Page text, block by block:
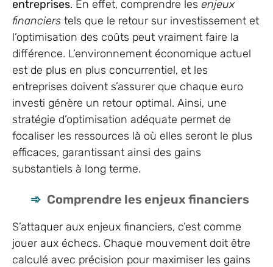
entreprises. En effet, comprendre les enjeux
financiers tels que le retour sur investissement et
l’optimisation des coûts peut vraiment faire la
différence. L’environnement économique actuel
est de plus en plus concurrentiel, et les
entreprises doivent s’assurer que chaque euro
investi génère un retour optimal. Ainsi, une
stratégie d’optimisation adéquate permet de
focaliser les ressources là où elles seront le plus
efficaces, garantissant ainsi des gains
substantiels à long terme.
Comprendre les enjeux financiers
S’attaquer aux enjeux financiers, c’est comme
jouer aux échecs. Chaque mouvement doit être
calculé avec précision pour maximiser les gains